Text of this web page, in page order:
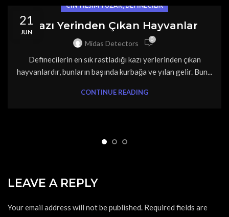
21
JUN
CIN TILSIM TUZAK,DEFINECILIK
Kazı Yerinden Çıkan Hayvanlar
Midas Detectors 0
Definecilerin en sık rastladığı kazı yerlerinden çıkan
hayvanlardır, bunların başında kurbağa ve yılan gelir. Bun...
CONTINUE READING
LEAVE A REPLY
Your email address will not be published. Required fields are